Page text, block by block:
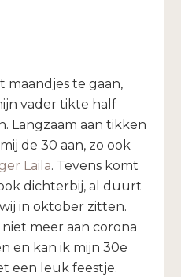
maandjes te gaan,
vader tikte half
Langzaam aan tikken
de 30 aan, zo ook
Laila. Tevens komt
dichterbij, al duurt
in oktober zitten.
meer aan corona
en kan ik mijn 30e
een leuk feestje.